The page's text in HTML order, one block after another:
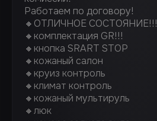
Работаем по договору!
🔸ОТЛИЧНОЕ СОСТОЯНИЕ!!!
🔸комплектация GR!!!
🔸кнопка SRART STOP
🔸кожаный салон
🔸круиз контроль
🔸климат контроль
🔸кожаный мультируль
🔸люк